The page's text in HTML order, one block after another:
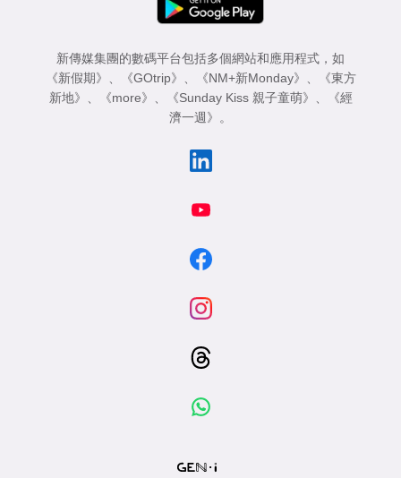
新傳媒集團的數碼平台包括多個網站和應用程式，如
《新假期》
《GOtrip》 《NM+新Monday》
《東方
新地》
《more》 《Sunday Kiss 親子童萌》
《經
濟一週》
。